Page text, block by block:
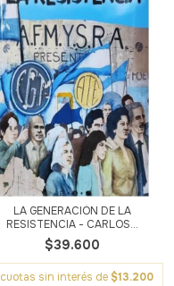
LA GENERACIÓN DE LA
RESISTENCIA - CARLOS...
$39.600
cuotas sin interés de $13.200